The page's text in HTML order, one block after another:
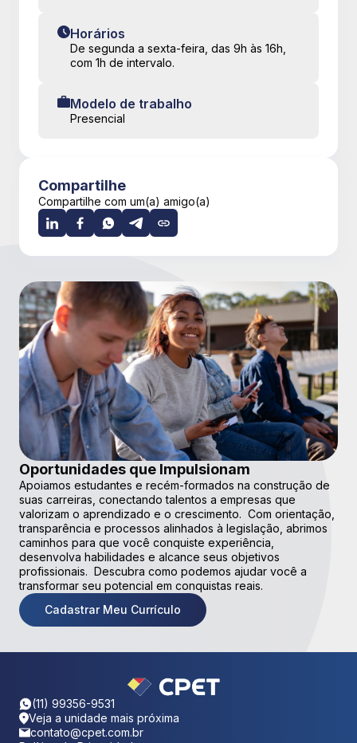
Horários
De segunda a sexta-feira, das 9h às 16h,
com 1h de intervalo.
Modelo de trabalho
Presencial
Compartilhe
Compartilhe com um(a) amigo(a)
Oportunidades que Impulsionam
Apoiamos estudantes e recém-formados na construção de
suas carreiras, conectando talentos a empresas que
valorizam o aprendizado e o crescimento. Com orientação,
transparência e processos alinhados à legislação, abrimos
caminhos para que você conquiste experiência,
desenvolva habilidades e alcance seus objetivos
profissionais. Descubra como podemos ajudar você a
transformar seu potencial em conquistas reais.
Cadastrar Meu Currículo
(11) 99356-9531
Veja a unidade mais próxima
contato@cpet.com.br